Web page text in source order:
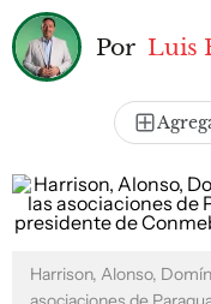
Por Luis
Harrison, Alonso,